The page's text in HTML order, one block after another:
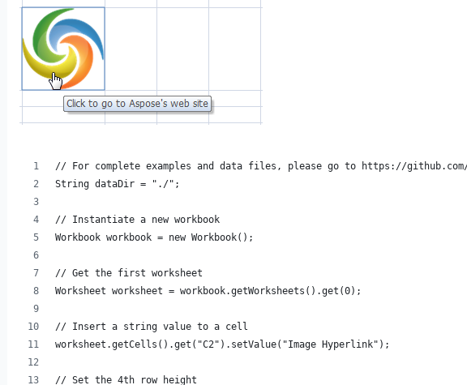
// For complete examples and data files, please go to https://
String dataDir = "./";
// Instantiate a new workbook
Workbook workbook = new Workbook();
// Get the first worksheet
Worksheet worksheet = workbook.getWorksheets().get(0);
// Insert a string value to a cell
worksheet.getCells().get("C2").setValue("Image Hyperlink");
// Set the 4th row height